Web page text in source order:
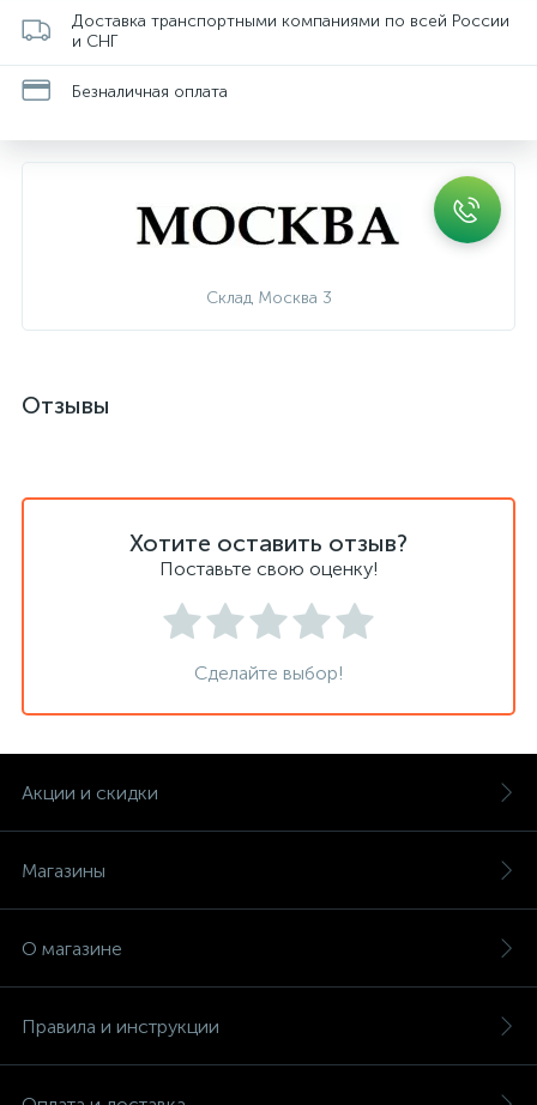
Доставка транспортными компаниями по всей России
и СНГ
Безналичная оплата
Склад Москва 3
Отзывы
Хотите оставить отзыв?
Поставьте свою оценку!
Сделайте выбор!
Акции и скидки
Магазины
О магазине
Правила и инструкции